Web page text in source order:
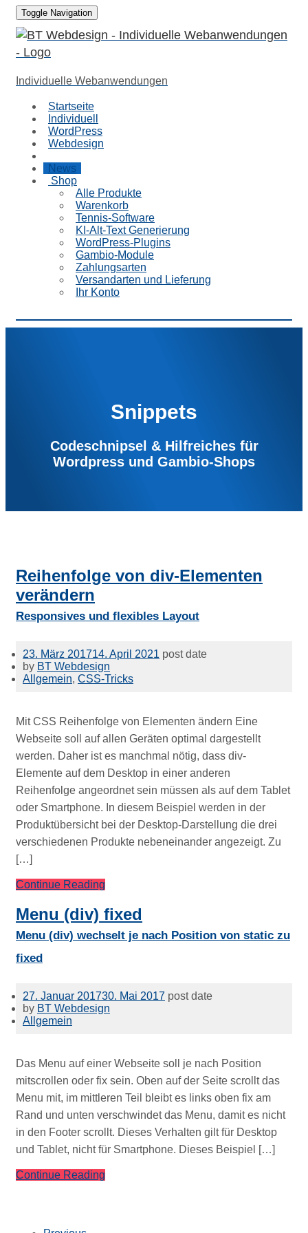
Toggle Navigation
Individuelle Webanwendungen
Startseite
Individuell
WordPress
Webdesign
News
Shop
Alle Produkte
Warenkorb
Tennis-Software
KI-Alt-Text Generierung
WordPress-Plugins
Gambio-Module
Zahlungsarten
Versandarten und Lieferung
Ihr Konto
Snippets
Codeschnipsel & Hilfreiches für
Wordpress und Gambio-Shops
Reihenfolge von div-Elementen
verändern
Responsives und flexibles Layout
23. März 201714. April 2021 post date
by BT Webdesign
Allgemein, CSS-Tricks
Mit CSS Reihenfolge von Elementen ändern Eine
Webseite soll auf allen Geräten optimal dargestellt
werden. Daher ist es manchmal nötig, dass div-
Elemente auf dem Desktop in einer anderen
Reihenfolge angeordnet sein müssen als auf dem Tablet
oder Smartphone. In diesem Beispiel werden in der
Produktübersicht bei der Desktop-Darstellung die drei
verschiedenen Produkte nebeneinander angezeigt. Zu
[…]
Continue Reading
Menu (div) fixed
Menu (div) wechselt je nach Position von static zu
fixed
27. Januar 201730. Mai 2017 post date
by BT Webdesign
Allgemein
Das Menu auf einer Webseite soll je nach Position
mitscrollen oder fix sein. Oben auf der Seite scrollt das
Menu mit, im mittleren Teil bleibt es links oben fix am
Rand und unten verschwindet das Menu, damit es nicht
in den Footer scrollt. Dieses Verhalten gilt für Desktop
und Tablet, nicht für Smartphone. Dieses Beispiel […]
Continue Reading